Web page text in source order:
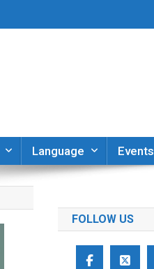
Language Events
FOLLOW US